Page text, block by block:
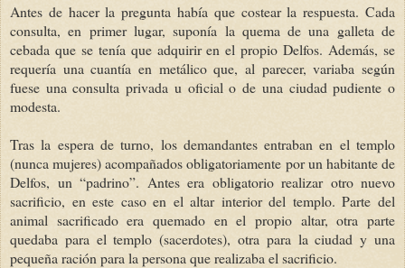
Antes de hacer la pregunta había que costear la respuesta. Cada
consulta, en primer lugar, suponía la quema de una galleta de
cebada que se tenía que adquirir en el propio Delfos. Además, se
requería una cuantía en metálico que, al parecer, variaba según
fuese una consulta privada u oficial o de una ciudad pudiente o
modesta.
Tras la espera de turno, los demandantes entraban en el templo
(nunca mujeres) acompañados obligatoriamente por un habitante de
Delfos, un “padrino”. Antes era obligatorio realizar otro nuevo
sacrificio, en este caso en el altar interior del templo. Parte del
animal sacrificado era quemado en el propio altar, otra parte
quedaba para el templo (sacerdotes), otra para la ciudad y una
pequeña ración para la persona que realizaba el sacrificio.